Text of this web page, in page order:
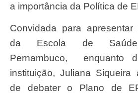
a importância da Política de
Convidada para apresentar o funcionamento
da Escola de
Pernambuco, enquanto
instituição, Juliana Siqueira
de debater o Plano de